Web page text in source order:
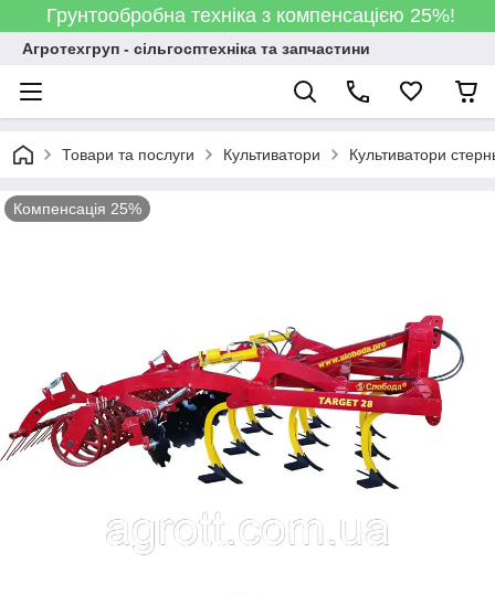
Грунтообробна техніка з компенсацією 25%!
Агротехгруп - сільгосптехніка та запчастини
Товари та послуги Культиватори Культиватори
Компенсація 25%